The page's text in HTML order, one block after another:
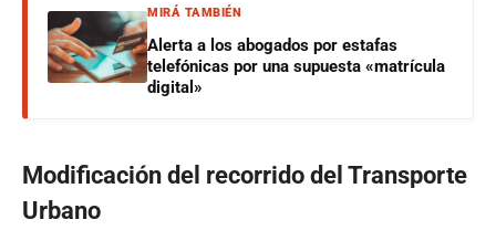
MIRÁ TAMBIÉN
Alerta a los abogados por estafas
telefónicas por una supuesta «matrícula
digital»
Modificación del recorrido del Transporte
Urbano